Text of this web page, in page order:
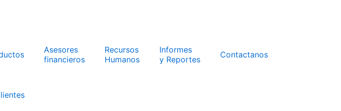
Asesores
financieros
Recursos
Humanos
Informes
y Reportes
Contactanos